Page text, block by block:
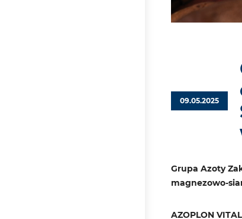
09.05.2025
Grupa Azoty
magnezowo-
AZOPLON